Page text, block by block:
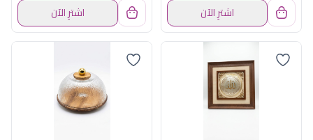
اشترِ الآن
اشترِ الآن